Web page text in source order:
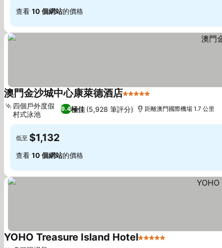
查看 10 個網站的價格
澳門金沙城中心康萊德酒店5 星級
9.4極佳 (5,928 筆評分)
四個戶外度假
村式泳池
距離澳門國際機場 1.7 公里
低至 $1,132
查看 10 個網站的價格
YOHO Treasure Island Hotel5 星級